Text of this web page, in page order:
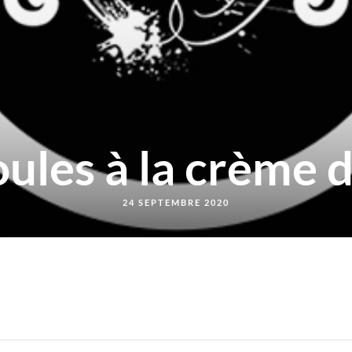
à la crème
24 SEPTEMBRE 2020